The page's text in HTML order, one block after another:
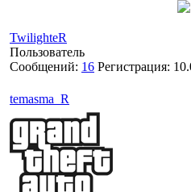
TwilighteR
Пользователь
Сообщений: 16 Регистрация:
temasma_R